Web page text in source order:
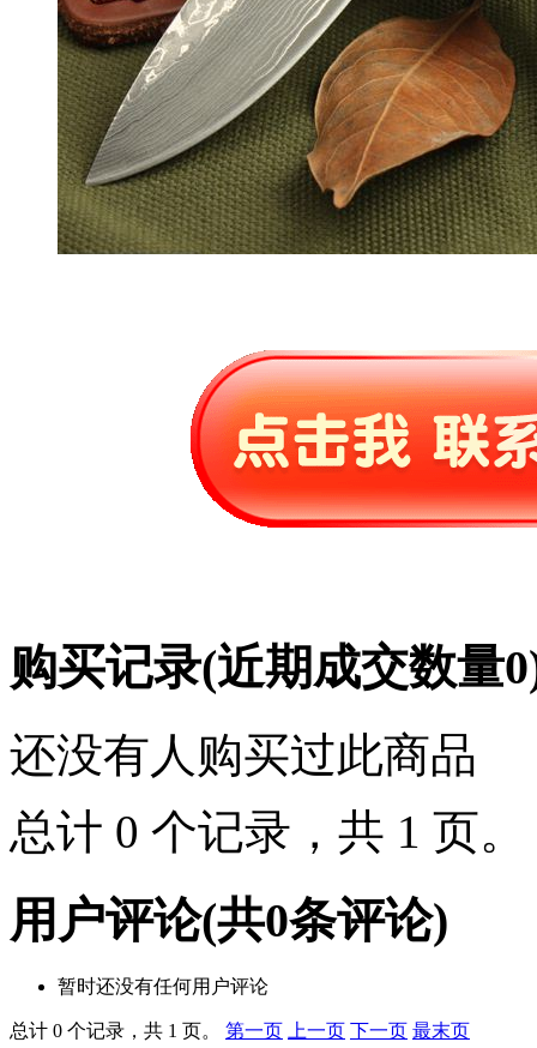
购买记录(近期成交数量0
还没有人购买过此商品
总计 0 个记录，共 1 页。
用户评论(共0条评论)
暂时还没有任何用户评论
总计 0 个记录，共 1 页。 第一页 上一页 下一页 最末页